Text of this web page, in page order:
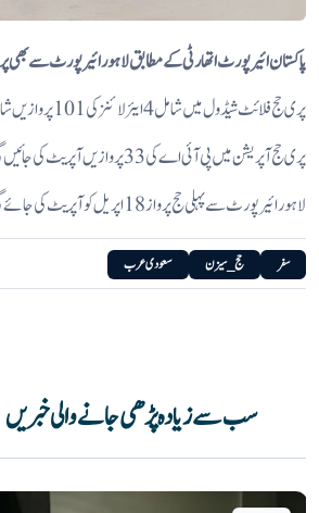
پاکستان ائیرپورٹ اتھارٹی کے مطابق لاہور ائیرپورٹ سے
پری حج فلائٹ شیڈول میں شامل 4 ایئر لائنز کی 101 پروازیں شامل ہیں، ۔
پری حج آپریشن میں پی آئی اے کی 33 پروازیں آپریٹ کی جائیں گی جبکہ سعودی ایئر لائن 29، ایئر بلیو 24 اور ایئر سیال کی 15 پروازیں آپریٹ کریگی۔
لاہور ائیرپورٹ سے پہلی حج پرواز 18اپریل کو آپریٹ کی جائے گی،18اپریل کو سعودی ایئر لائن کی پرواز ایس وی 5735 لاہور سے مدینہ روانہ ہوگی۔
سفر حج_سیزن سعودی عرب
سب سے زیادہ پڑھی جانے والی خبریں